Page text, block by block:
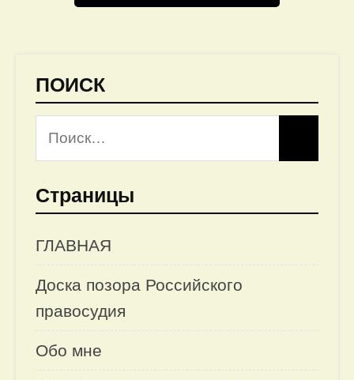
ПОИСК
Страницы
ГЛАВНАЯ
Доска позора Российского
правосудия
Обо мне